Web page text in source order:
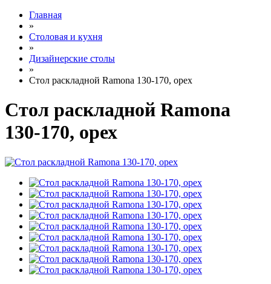
Главная
»
Столовая и кухня
»
Дизайнерские столы
»
Стол раскладной Ramona 130-170, орех
Стол раскладной Ramona
130-170, орех